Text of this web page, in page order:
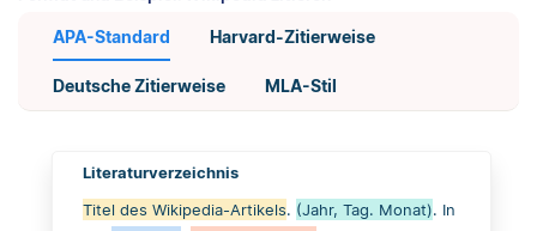
APA-Standard Harvard-Zitierweise
Deutsche Zitierweise MLA-Stil
Literaturverzeichnis
Titel des Wikipedia-Artikels. (Jahr, Tag. Monat). In